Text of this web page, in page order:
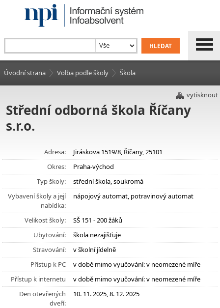
Úvodní strana Volba podle školy Škola
vytisknout
Střední odborná škola Říčany
s.r.o.
Adresa:
Jiráskova 1519/8, Říčany, 25101
Okres:
Praha-východ
Typ školy:
střední škola, soukromá
Vybavení školy a její
nabídka:
nápojový automat, potravinový automat
Velikost školy:
SŠ 151 - 200 žáků
Ubytování:
škola nezajišťuje
Stravování:
v školní jídelně
Přístup k PC
v době mimo vyučování: v neomezené míře
Přístup k internetu
v době mimo vyučování: v neomezené míře
Den otevřených
dveří:
10. 11. 2025, 8. 12. 2025